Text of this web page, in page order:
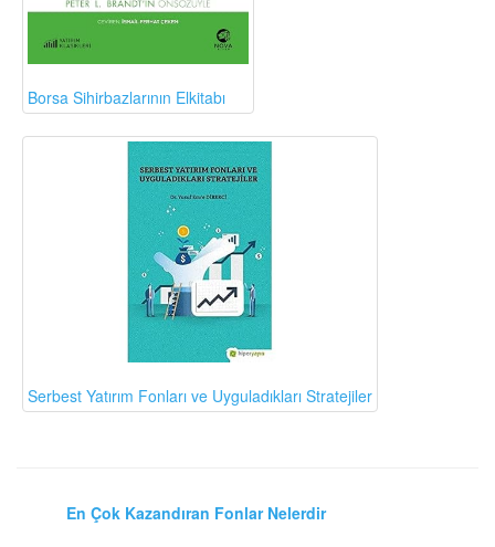
Borsa Sihirbazlarının Elkitabı
Serbest Yatırım Fonları ve Uyguladıkları Stratejiler
En Çok Kazandıran Fonlar Nelerdir